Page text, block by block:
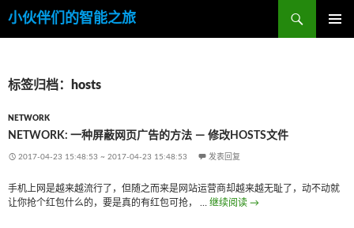
小伙伴们的智能之旅
索
容
标签归档：hosts
NETWORK
NETWORK: 一种屏蔽网页广告的方法 － 修改HOSTS文件
2017-04-23 15:48:53 ~ 2017-04-23 15:48:53 发表回复
手机上网是越来越流行了，但随之而来是网站运营商却越来越无耻了，动不动就
让你抢个红包什么的，要是真的有红包可抢， … 继续阅读 Network: 一种屏蔽网页
→